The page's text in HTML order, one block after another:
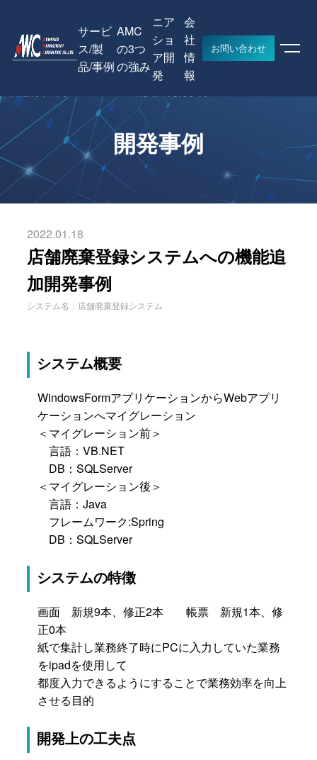
サービ
ス/製
品/事例
AMC
の3つ
の強み
ニア
ショ
ア開
発
会
社
情
報
お問い合わせ
開発事例
開発事例
2022.01.18
店舗廃棄登録システムへの機能追
加開発事例
システム名：店舗廃棄登録システム
システム概要
WindowsFormアプリケーションからWebアプリ
ケーションへマイグレーション
＜マイグレーション前＞
言語：VB.NET
DB：SQLServer
＜マイグレーション後＞
言語：Java
フレームワーク:Spring
DB：SQLServer
システムの特徴
画面 新規9本、修正2本 帳票 新規1本、修
正0本
紙で集計し業務終了時にPCに入力していた業務
をipadを使用して
都度入力できるようにすることで業務効率を向上
させる目的
開発上の工夫点